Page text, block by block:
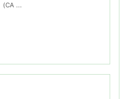
(CA ...